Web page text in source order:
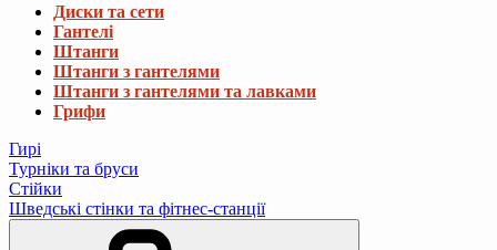
Диски та сети
Гантелі
Штанги
Штанги з гантелями
Штанги з гантелями та лавками
Грифи
Гирі
Турніки та бруси
Стійки
Шведські стінки та фітнес-станції